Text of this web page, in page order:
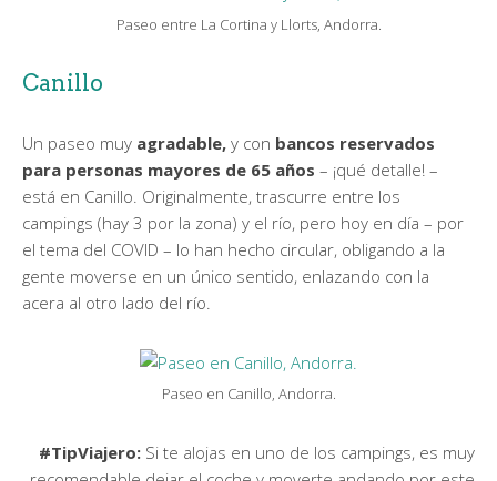
Paseo entre La Cortina y Llorts, Andorra.
Canillo
Un paseo muy agradable, y con bancos reservados
para personas mayores de 65 años – ¡qué detalle! –
está en Canillo. Originalmente, trascurre entre los
campings (hay 3 por la zona) y el río, pero hoy en día – por
el tema del COVID – lo han hecho circular, obligando a la
gente moverse en un único sentido, enlazando con la
acera al otro lado del río.
Paseo en Canillo, Andorra.
#TipViajero: Si te alojas en uno de los campings, es muy